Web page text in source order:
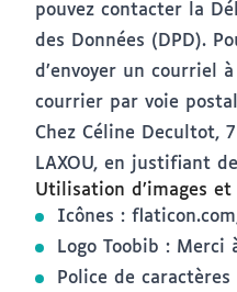
pouvez contacter la
des Données (DPD).
d’envoyer un courriel à
courrier par voie
Chez Céline Decultot,
LAXOU, en justifiant
Utilisation d’images et
Icônes :
Logo Toobib : Merci
Police de caractères